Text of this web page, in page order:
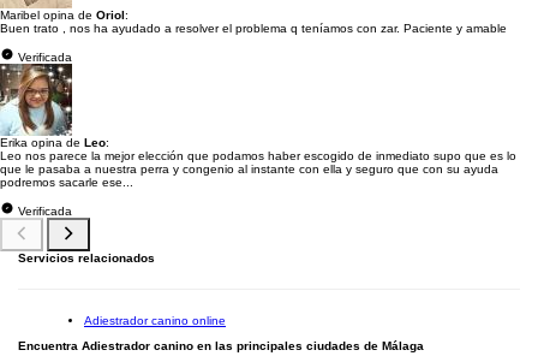
Maribel opina de Oriol:
Buen trato , nos ha ayudado a resolver el problema q teníamos con zar. Paciente y amable
Verificada
Erika opina de Leo:
Leo nos parece la mejor elección que podamos haber escogido de inmediato supo que es lo
que le pasaba a nuestra perra y congenio al instante con ella y seguro que con su ayuda
podremos sacarle ese...
Verificada
Servicios relacionados
Adiestrador canino online
Encuentra Adiestrador canino en las principales ciudades de Málaga